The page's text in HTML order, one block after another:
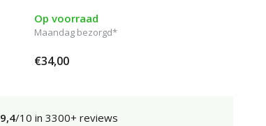
Op voorraad
Maandag bezorgd*
€34,00
9,4/10 in 3300+ reviews